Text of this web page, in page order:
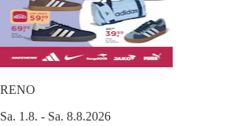
RENO
Sa. 1.8. - Sa. 8.8.2026